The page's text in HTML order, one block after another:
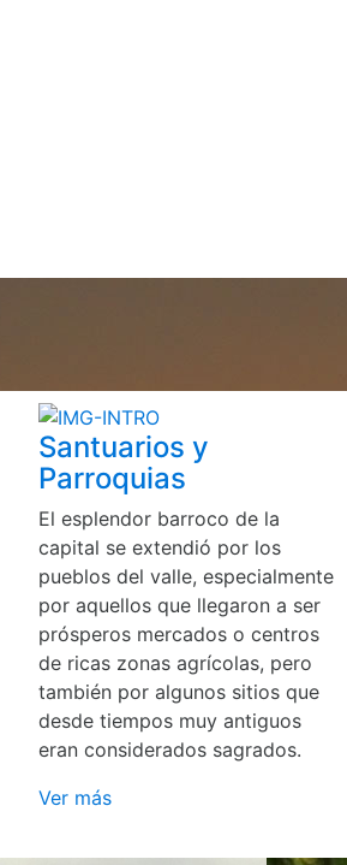
Santuarios y
Parroquias
El esplendor barroco de la
capital se extendió por los
pueblos del valle, especialmente
por aquellos que llegaron a ser
prósperos mercados o centros
de ricas zonas agrícolas, pero
también por algunos sitios que
desde tiempos muy antiguos
eran considerados sagrados.
Ver más